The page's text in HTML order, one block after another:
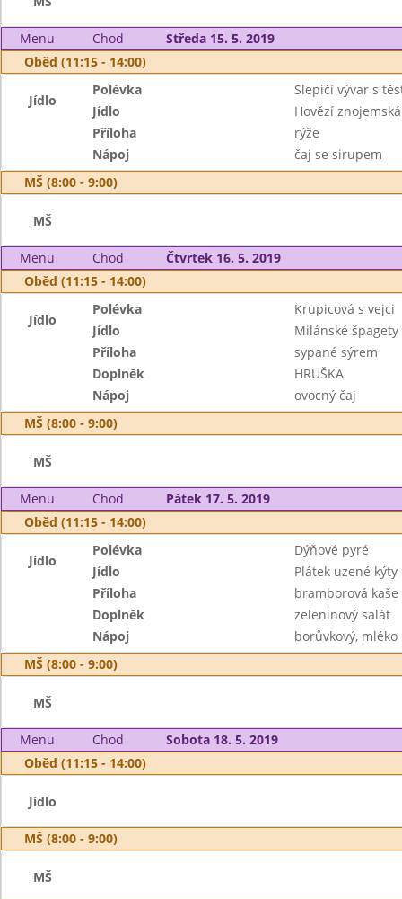
Menu Chod
Středa 15. 5. 2019
Oběd (11:15 - 14:00)
Jídlo
Polévka
Slepičí vývar s
Jídlo
Hovězí znojemská
Příloha
rýže
Nápoj
čaj se sirupem
MŠ (8:00 - 9:00)
MŠ
Menu Chod
Čtvrtek 16. 5. 2019
Oběd (11:15 - 14:00)
Jídlo
Polévka
Krupicová s vejci
Jídlo
Milánské
Příloha
sypané sýrem
Doplněk
HRUŠKA
Nápoj
ovocný čaj
MŠ (8:00 - 9:00)
MŠ
Menu Chod
Pátek 17. 5. 2019
Oběd (11:15 - 14:00)
Jídlo
Polévka
Dýňové pyré
Jídlo
Plátek uzené kýty
Příloha
bramborová kaše
Doplněk
zeleninový salát
Nápoj
borůvkový, mléko
MŠ (8:00 - 9:00)
MŠ
Menu Chod
Sobota 18. 5. 2019
Oběd (11:15 - 14:00)
Jídlo
MŠ (8:00 - 9:00)
MŠ